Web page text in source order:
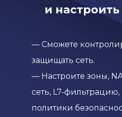
— Сможете
защищать сеть.
— Настроите зоны,
сеть, L7-фильтрацию,
политики
и